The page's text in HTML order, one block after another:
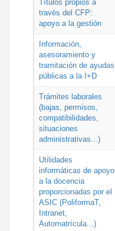
Títulos propios a
través del CFP:
apoyo a la gestión
Información,
asesoramiento y
tramitación de ayudas
públicas a la I+D
Trámites laborales
(bajas, permisos,
compatibilidades,
situaciones
administrativas...)
Utilidades
informáticas de apoyo
a la docencia
proporcionadas por el
ASIC (PoliformaT,
Intranet,
Automatrícula...)